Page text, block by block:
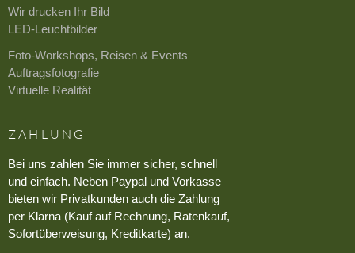
Wir drucken Ihr Bild
LED-Leuchtbilder
Foto-Workshops, Reisen & Events
Auftragsfotografie
Virtuelle Realität
ZAHLUNG
Bei uns zahlen Sie immer sicher, schnell
und einfach. Neben Paypal und Vorkasse
bieten wir Privatkunden auch die Zahlung
per Klarna (Kauf auf Rechnung, Ratenkauf,
Sofortüberweisung, Kreditkarte) an.